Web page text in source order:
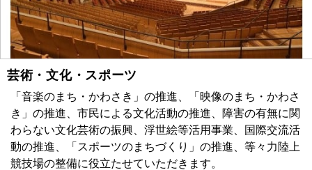
芸術・文化・スポーツ
「音楽のまち・かわさき」の推進、「映像のまち・かわさ
き」の推進、市民による文化活動の推進、障害の有無に関
わらない文化芸術の振興、浮世絵等活用事業、国際交流活
動の推進、「スポーツのまちづくり」の推進、等々力陸上
競技場の整備に役立たせていただきます。